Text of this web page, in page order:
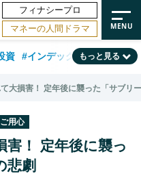
フィナシープロ
マネーの人間ドラマ
資 #インデックスファンド
#ランキング #日本株
#老後 #金融用語解説
外事情
もっと見る
大損害！ 定年後に襲った「サブリ
用心
！ 定年後に襲っ
悲劇